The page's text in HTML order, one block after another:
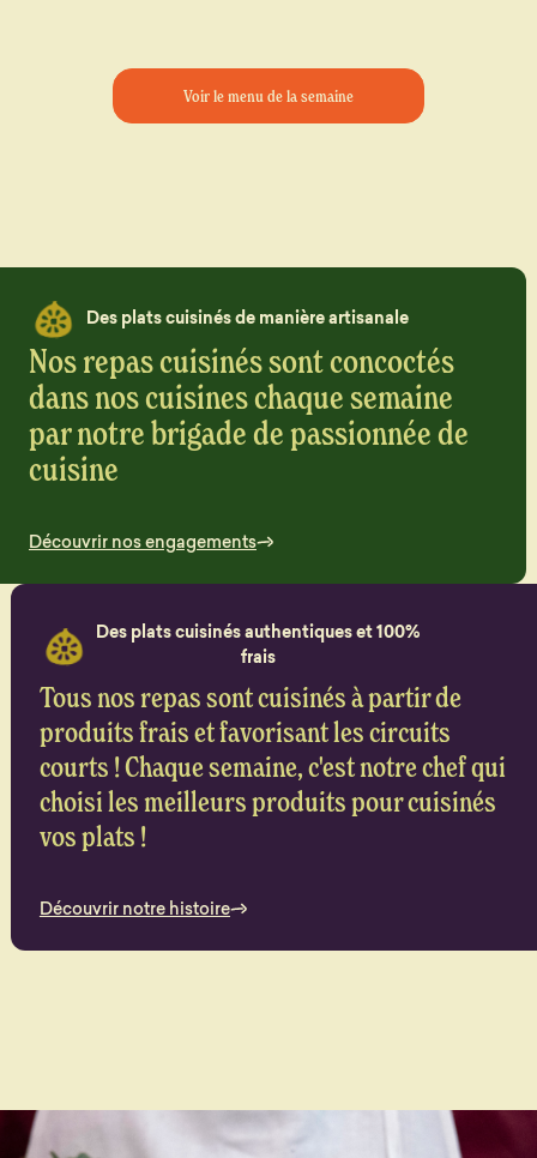
Voir le menu de la semaine
Des plats cuisinés de manière artisanale
Nos repas cuisinés sont concoctés
dans nos cuisines chaque semaine
par notre brigade de passionnée de
cuisine
Découvrir nos engagements
Des plats cuisinés authentiques et 100%
frais
Tous nos repas sont cuisinés à partir de
produits frais et favorisant les circuits
courts ! Chaque semaine, c'est notre chef qui
choisi les meilleurs produits pour cuisinés
vos plats !
Découvrir notre histoire